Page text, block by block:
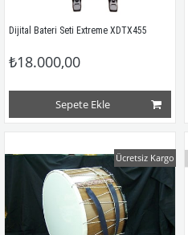
Dijital Bateri Seti Extreme XDTX455
₺18.000,00
Sepete Ekle
Ücretsiz Kargo